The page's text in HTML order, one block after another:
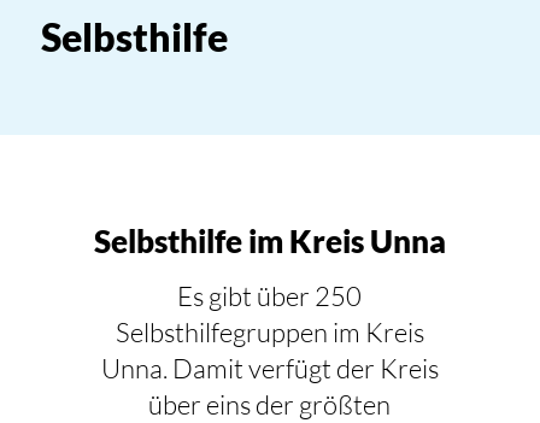
Selbsthilfe
Selbsthilfe im Kreis Unna
Es gibt über 250
Selbsthilfegruppen im Kreis
Unna. Damit verfügt der Kreis
über eins der größten